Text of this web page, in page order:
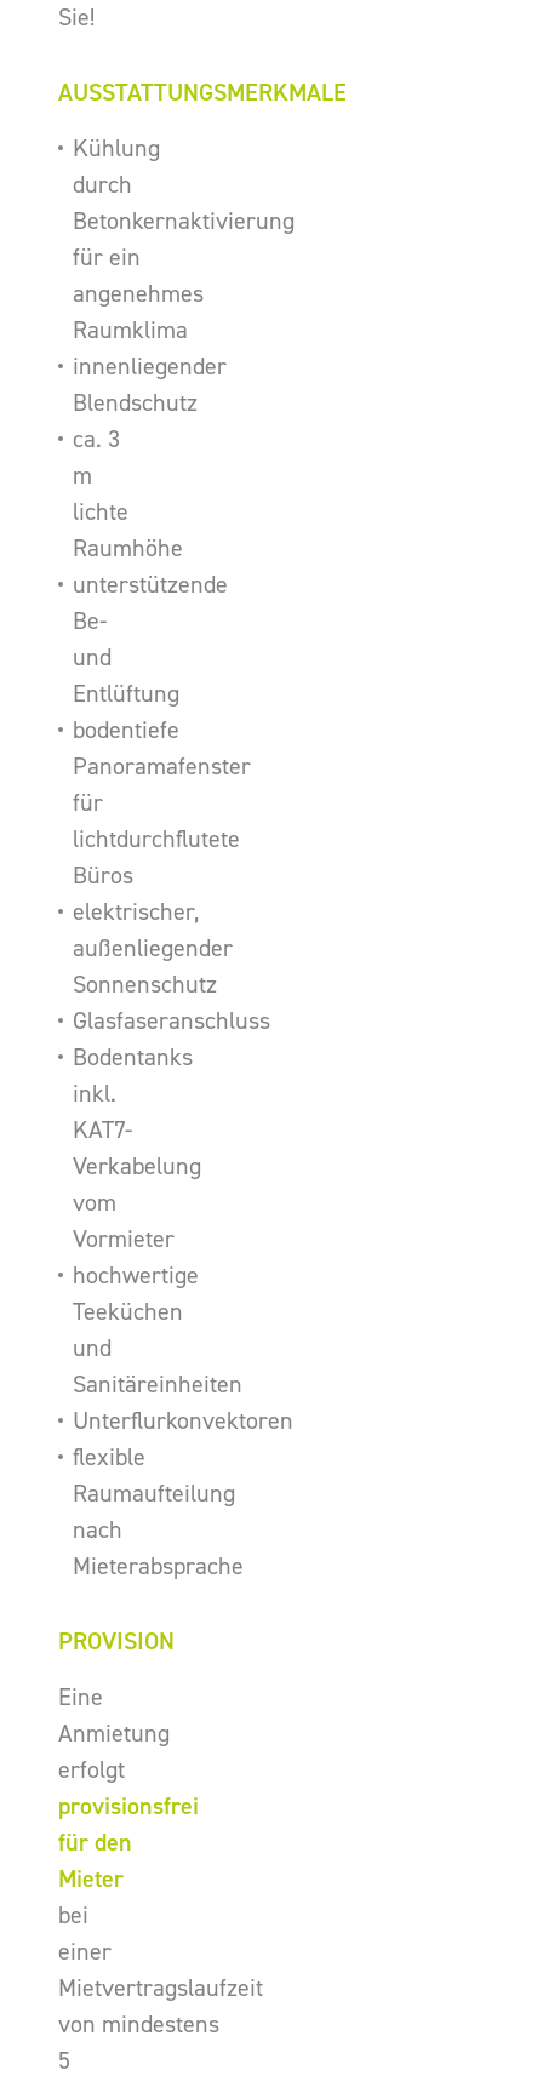
Sie!
AUSSTATTUNGSMERKMALE
Kühlung
durch
Betonkernaktivierung
für ein
angenehmes
Raumklima
innenliegender
Blendschutz
ca. 3
m
lichte
Raumhöhe
unterstützende
Be-
und
Entlüftung
bodentiefe
Panoramafenster
für
lichtdurchflutete
Büros
elektrischer,
außenliegender
Sonnenschutz
Glasfaseranschluss
Bodentanks
inkl.
KAT7-
Verkabelung
vom
Vormieter
hochwertige
Teeküchen
und
Sanitäreinheiten
Unterflurkonvektoren
flexible
Raumaufteilung
nach
Mieterabsprache
PROVISION
Eine
Anmietung
erfolgt
provisionsfrei
für den
Mieter
bei
einer
Mietvertragslaufzeit
von mindestens
5